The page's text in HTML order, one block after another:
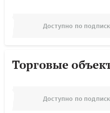
Доступно по
Торговые
Доступно по